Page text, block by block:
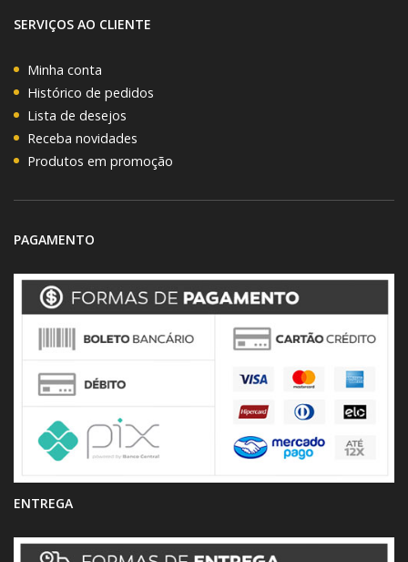
SERVIÇOS AO CLIENTE
Minha conta
Histórico de pedidos
Lista de desejos
Receba novidades
Produtos em promoção
PAGAMENTO
ENTREGA